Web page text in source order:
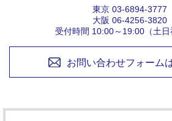
東京 03-6894-3777
大阪 06-4256-3820
受付時間 10:00～19:00（土日
お問い合わせフォーム